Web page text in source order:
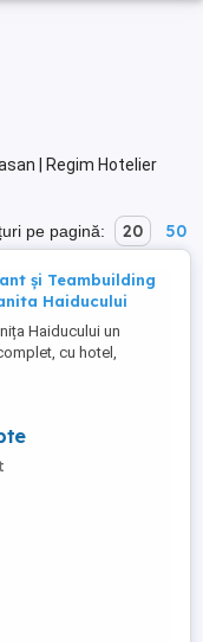
| Regim Hotelier
pe pagină: 20 50
și Teambuilding
Haiducului
Haiducului un
cu hotel,
conferințe și spații
sau teambuilding-
la marginea pădurii,
Confort și
Hotelul Fântânița